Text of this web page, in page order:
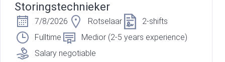
Storingstechnieker
7/8/2026 Rotselaar
2-shifts
Fulltime
Medior (2-5 years experience)
Salary negotiable